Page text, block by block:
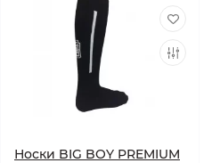
Носки BIG BOY PREMIUM